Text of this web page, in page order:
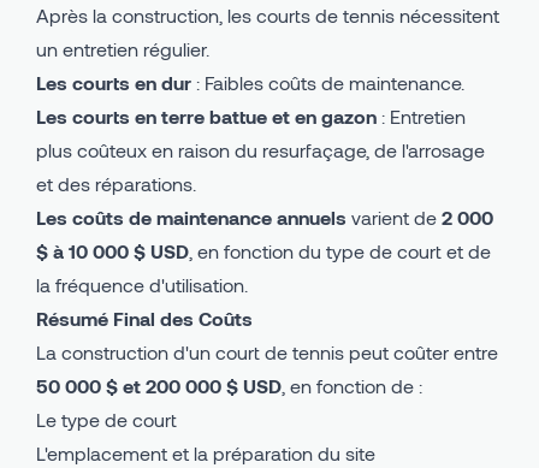
Après la construction, les courts de tennis nécessitent
un entretien régulier.
Les courts en dur : Faibles coûts de maintenance.
Les courts en terre battue et en gazon : Entretien
plus coûteux en raison du resurfaçage, de l'arrosage
et des réparations.
Les coûts de maintenance annuels varient de 2 000
$ à 10 000 $ USD , en fonction du type de court et de
la fréquence d'utilisation.
Résumé Final des Coûts
La construction d'un court de tennis peut coûter entre
50 000 $ et 200 000 $ USD , en fonction de :
Le type de court
L'emplacement et la préparation du site